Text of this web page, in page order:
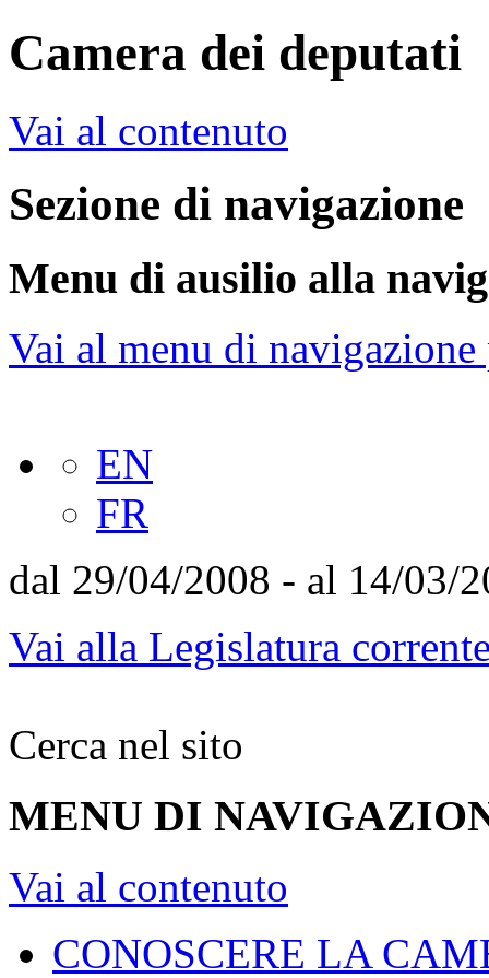
Camera dei deputati
Vai al contenuto
Sezione di navigazione
Menu di ausilio alla
Vai al menu di
EN
FR
dal 29/04/2008 - al 14/03/
Vai alla Legislatura
Cerca nel sito
MENU DI
Vai al contenuto
CONOSCERE LA